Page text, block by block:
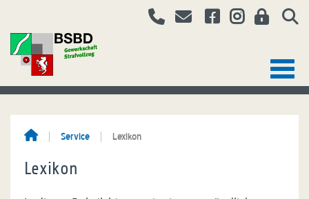
Service Lexikon
Lexikon